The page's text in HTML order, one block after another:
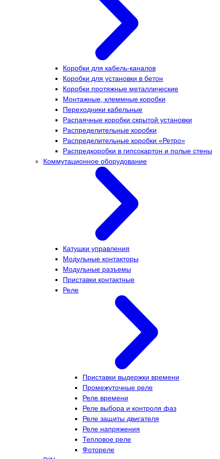
Коробки для кабель-каналов
Коробки для установки в бетон
Коробки протяжные металлические
Монтажные, клеммные коробки
Переходники кабельные
Распаячные коробки скрытой установки
Распределительные коробки
Распределительные коробки «Ретро»
Распредкоробки в гипсокартон и полые стены
Коммутационное оборудование
Катушки управления
Модульные контакторы
Модульные разъемы
Приставки контактные
Реле
Приставки выдержки времени
Промежуточные реле
Реле времени
Реле выбора и контроля фаз
Реле защиты двигателя
Реле напряжения
Тепловое реле
Фотореле